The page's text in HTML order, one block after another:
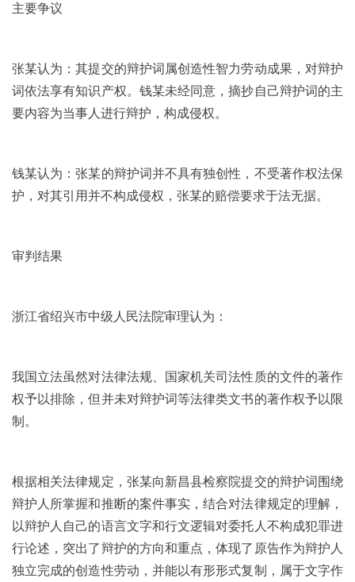
主要争议
张某认为：其提交的辩护词属创造性智力劳动成果，对辩护
词依法享有知识产权。钱某未经同意，摘抄自己辩护词的主
要内容为当事人进行辩护，构成侵权。
钱某认为：张某的辩护词并不具有独创性，不受著作权法保
护，对其引用并不构成侵权，张某的赔偿要求于法无据。
审判结果
浙江省绍兴市中级人民法院审理认为：
我国立法虽然对法律法规、国家机关司法性质的文件的著作
权予以排除，但并未对辩护词等法律类文书的著作权予以限
制。
根据相关法律规定，张某向新昌县检察院提交的辩护词围绕
辩护人所掌握和推断的案件事实，结合对法律规定的理解，
以辩护人自己的语言文字和行文逻辑对委托人不构成犯罪进
行论述，突出了辩护的方向和重点，体现了原告作为辩护人
独立完成的创造性劳动，并能以有形形式复制，属于文字作